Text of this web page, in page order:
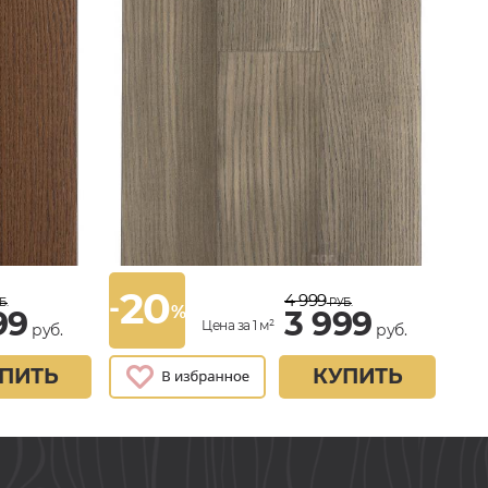
руб.
-20%
Цена за 1 м²
4 999РУБ.
3 999 руб.
КУПИТЬ